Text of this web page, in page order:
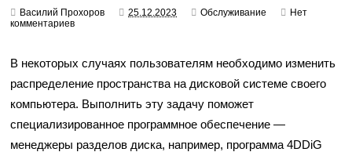
Василий Прохоров 25.12.2023 Обслуживание
Нет
комментариев
В некоторых случаях пользователям необходимо изменить
распределение пространства на дисковой системе своего
компьютера. Выполнить эту задачу поможет
специализированное программное обеспечение —
менеджеры разделов диска, например, программа 4DDiG